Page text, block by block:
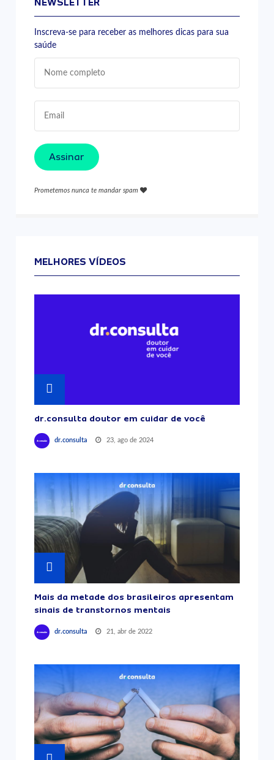
NEWSLETTER
Inscreva-se para receber as melhores dicas para sua
saúde
Assinar
Prometemos nunca te mandar spam
MELHORES VÍDEOS
dr.consulta doutor em cuidar de você
dr.consulta 23, ago de 2024
Mais da metade dos brasileiros apresentam
sinais de transtornos mentais
dr.consulta 21, abr de 2022